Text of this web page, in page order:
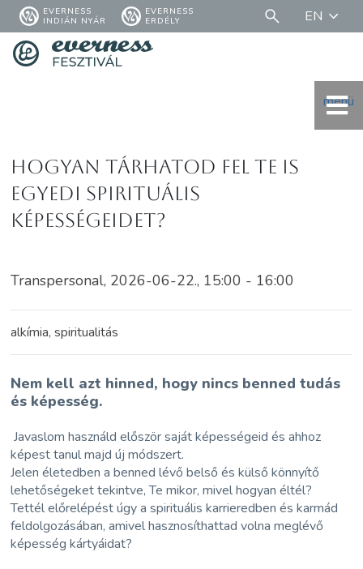
EVERNESS
INDIÁN NYÁR
EVERNESS
ERDÉLY
EN
menü
Hogyan tárhatod fel te is
egyedi spirituális
képességeidet?
Transpersonal, 2026-06-22., 15:00 - 16:00
alkímia, spiritualitás
Nem kell azt hinned, hogy nincs benned tudás
és képesség.
Javaslom használd először saját képességeid és ahhoz
képest tanul majd új módszert.
Jelen életedben a benned lévő belső és külső könnyítő
lehetőségeket tekintve, Te mikor, mivel hogyan éltél?
Tettél előrelépést úgy a spirituális karrieredben és karmád
feldolgozásában, amivel hasznosíthattad volna meglévő
képesség kártyáidat?